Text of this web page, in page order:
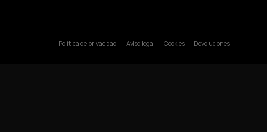
Política de privacidad · Aviso legal · Cookies · Devoluciones